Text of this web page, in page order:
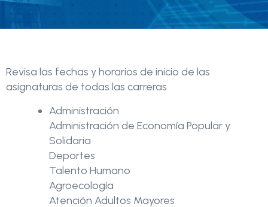
Revisa las fechas y horarios de inicio de las
asignaturas de todas las carreras
Administración
Administración de Economía Popular y
Solidaria
Deportes
Talento Humano
Agroecología
Atención Adultos Mayores